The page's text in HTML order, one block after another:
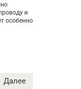
и
особенно
Далее